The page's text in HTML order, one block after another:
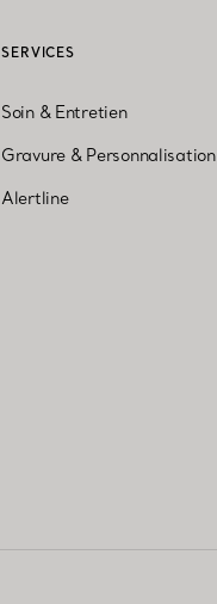
SERVICES
Soin & Entretien
Gravure & Personnalisation
Alertline